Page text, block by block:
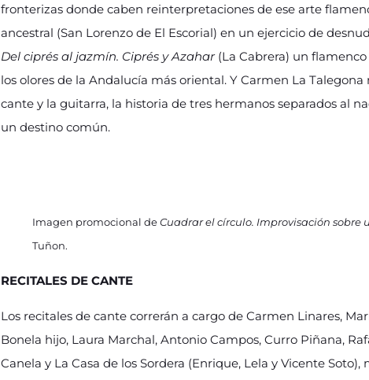
fronterizas donde caben reinterpretaciones de ese arte
ancestral (San Lorenzo de El Escorial) en un ejercicio de
Del ciprés al jazmín. Ciprés y Azahar (La Cabrera) un
los olores de la Andalucía más oriental. Y Carmen La Talegona
cante y la guitarra, la historia de tres hermanos separados al
un destino común.
Imagen promocional deCuadrar el círculo. Improvisación sobre
Tuñon.
RECITALES DE CANTE
Los recitales de cante correrán a cargo de Carmen Linares,
Bonela hijo, Laura Marchal, Antonio Campos, Curro Piñana,
Canela y La Casa de los Sordera (Enrique, Lela y Vicente